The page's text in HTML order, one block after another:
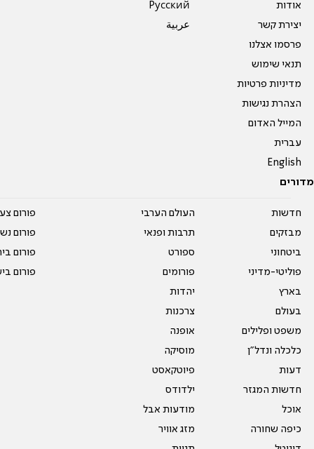
אודות
יצירת קשר
פרסמו אצלנו
תנאי שימוש
מדיניות פרטיות
הצהרת נגישות
המייל האדום
עברית
English
Pусский
عربية
מדורים
חדשות
מבזקים
ביטחוני
פוליטי-מדיני
בארץ
בעולם
משפט ופלילים
כלכלה ונדל"ן
דעות
חדשות המגזר
אוכל
כיפה שחורה
העולם הערבי
תרבות ופנאי
ספורט
פורומים
יהדות
צרכנות
אופנה
מוסיקה
פיוטקאסט
ילדודס
מודעות אבל
מזג אוויר
פורום
פורום
פורום
פורום